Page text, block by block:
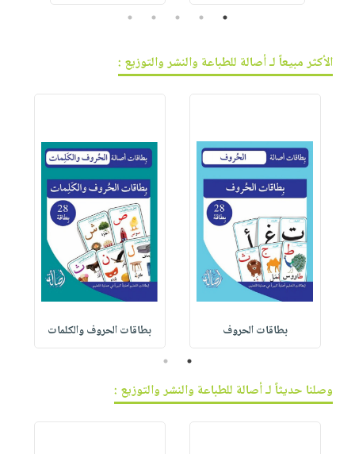
1
2
3
4
5
الأكثر مبيعاً لـ أصالة للطباعة والنشر والتوزيع :
بطاقات الحروف بطاقات الحروف والكلمات
1
2
وصلنا حديثاً لـ أصالة للطباعة والنشر والتوزيع :